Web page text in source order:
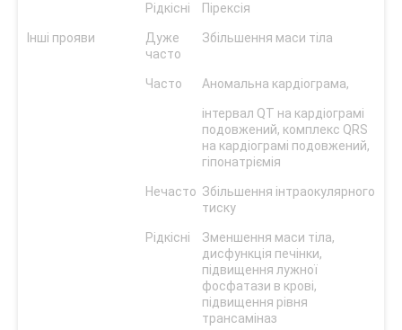
Рідкісні Пірексія
Інші прояви
Дуже
часто
Збільшення маси тіла
Часто Аномальна кардіограма,
інтервал QT на кардіограмі
подовжений, комплекс QRS
на кардіограмі подовжений,
гіпонатріємія
Нечасто Збільшення інтраокулярного
тиску
Рідкісні
Зменшення маси тіла,
дисфункція печінки,
підвищення лужної
фосфатази в крові,
підвищення рівня
трансаміназ